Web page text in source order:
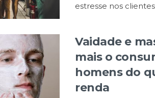
estresse nos
Vaidade e
mais o
homens do
renda